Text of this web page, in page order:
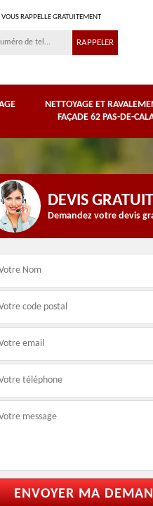
RAPPELLE GRATUITEMENT
NETTOYAGE ET
FAÇADE 62 PAS-DE-
62 Pas-de-Calais
DEVIS GRATUIT
Demandez votre devis